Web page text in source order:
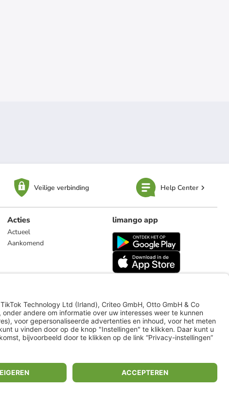
Veilige verbinding Help Center
Acties
Actueel
Aankomend
limango app
limango.de limango.pl